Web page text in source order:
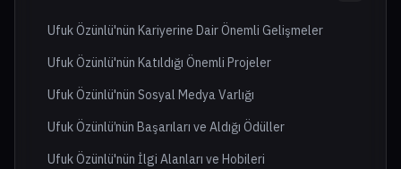
Ufuk Özünlü'nün Kariyerine Dair Önemli Gelişmeler
Ufuk Özünlü'nün Katıldığı Önemli Projeler
Ufuk Özünlü'nün Sosyal Medya Varlığı
Ufuk Özünlü’nün Başarıları ve Aldığı Ödüller
Ufuk Özünlü'nün İlgi Alanları ve Hobileri